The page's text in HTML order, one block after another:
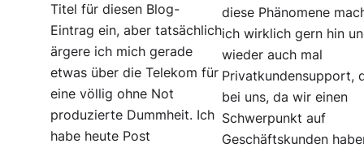
Titel für diesen Blog-
Eintrag ein, aber tatsächlich
ärgere ich mich gerade
etwas über die Telekom für
eine völlig ohne Not
produzierte Dummheit. Ich
habe heute Post
diese Phänomene
ich wirklich gern hin
wieder auch mal
Privatkundensupport,
bei uns, da wir einen
Schwerpunkt auf
Geschäftskunden